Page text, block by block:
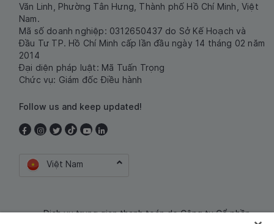
Văn Linh, Phường Tân Hưng, Thành phố Hồ Chí Minh, Việt
Nam.
Mã số doanh nghiệp: 0312650437 do Sở Kế Hoạch và
Đầu Tư TP. Hồ Chí Minh cấp lần đầu ngày 14 tháng 02 năm
2014
Đại diện pháp luật: Mã Tuấn Trọng
Chức vụ: Giám đốc Điều hành
Follow us and keep updated!
Việt Nam
Dịch vụ trung gian thanh toán do Công ty Cổ phần